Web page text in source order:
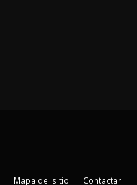
Mapa del sitio Contactar